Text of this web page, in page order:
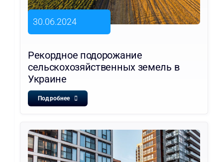
30.06.2024
Рекордное подорожание
сельскохозяйственных земель в
Украине
Подробнее